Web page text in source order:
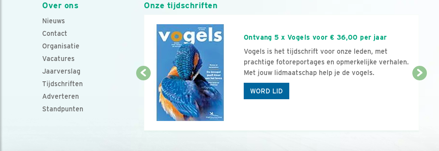
Over ons
Nieuws
Contact
Organisatie
Vacatures
Jaarverslag
Tijdschriften
Adverteren
Standpunten
Onze tijdschriften
Ontvang 5 x Vogels voor € 36,00 per jaar
Vogels is het tijdschrift voor onze leden, met
prachtige fotoreportages en opmerkelijke verhalen.
Met jouw lidmaatschap help je de vogels.
WORD LID